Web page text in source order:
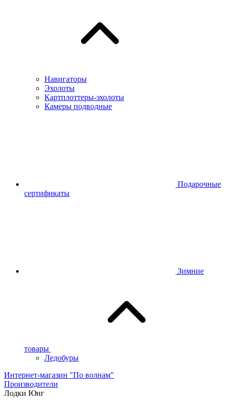
Навигаторы
Эхолоты
Картплоттеры-эхолоты
Камеры подводные
Подарочные
сертификаты
Зимние
товары
Ледобуры
Интернет-магазин "По волнам"
Производители
Лодки Юнг